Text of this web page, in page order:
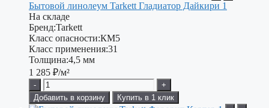
Бытовой линолеум Tarkett Гладиатор Дайкири 1
На складе
Бренд:Tarkett
Класс опасности:КМ5
Класс применения:31
Толщина:4,5 мм
1 285 ₽/м²
-
+
Добавить в корзину
Купить в 1 клик